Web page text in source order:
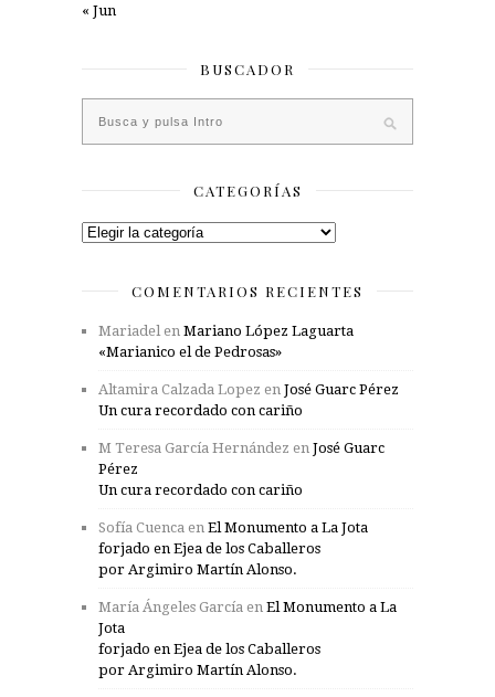
« Jun
BUSCADOR
CATEGORÍAS
Categorías
COMENTARIOS RECIENTES
Mariadel en Mariano López Laguarta
«Marianico el de Pedrosas»
Altamira Calzada Lopez en José Guarc Pérez
Un cura recordado con cariño
M Teresa García Hernández en José Guarc
Pérez
Un cura recordado con cariño
Sofía Cuenca en El Monumento a La Jota
forjado en Ejea de los Caballeros
por Argimiro Martín Alonso.
María Ángeles García en El Monumento a La
Jota
forjado en Ejea de los Caballeros
por Argimiro Martín Alonso.